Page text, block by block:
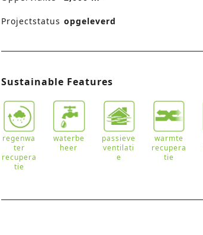
Projectstatus opgeleverd
Sustainable Features
regenwa
ter
recupera
tie
waterbe
heer
passieve
ventilati
e
warmte
recupera
tie